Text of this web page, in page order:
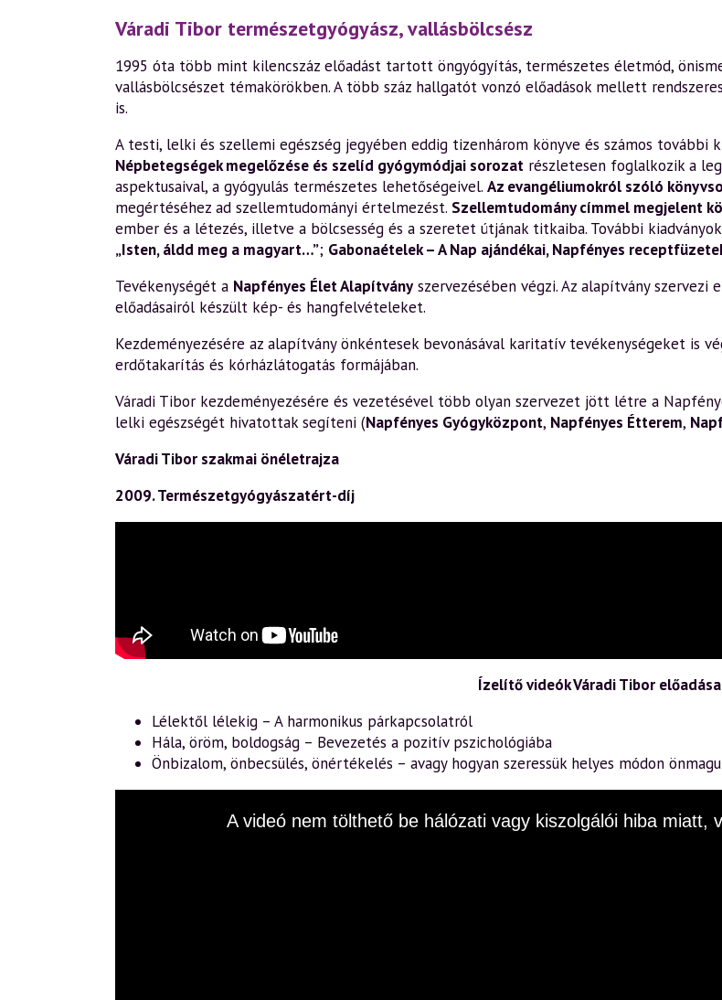
Váradi Tibor természetgyógyász, vallásbölcsész
1995 óta több mint kilencszáz előadást tartott öngyógyítás, természetes életmód,
vallásbölcsészet témakörökben. A több száz hallgatót vonzó előadások mellett
is.
A testi, lelki és szellemi egészség jegyében eddig tizenhárom könyve és számos további
Népbetegségek megelőzése és szelíd gyógymódjai sorozat részletesen foglalkozik a
aspektusaival, a gyógyulás természetes lehetőségeivel. Az evangéliumokról szóló
megértéséhez ad szellemtudományi értelmezést. Szellemtudomány címmel megjelent
ember és a létezés, illetve a bölcsesség és a szeretet útjának titkaiba. További
„Isten, áldd meg a magyart…”; Gabonaételek – A Nap ajándékai,Napfényes
Tevékenységét a Napfényes Élet Alapítványszervezésében végzi. Az alapítvány szervezi
előadásairól készült kép- és hangfelvételeket.
Kezdeményezésére az alapítvány önkéntesek bevonásával karitatív tevékenységeket is
erdőtakarítás és kórházlátogatás formájában.
Váradi Tibor kezdeményezésére és vezetésével több olyan szervezet jött létre a
lelki egészségét hivatottak segíteni (Napfényes Gyógyközpont, Napfényes Étterem,
Váradi Tibor szakmai önéletrajza
2009. Természetgyógyászatért-díj
Ízelítő videók Váradi Tibor
Lélektől lélekig – A harmonikus párkapcsolatról
Hála, öröm, boldogság – Bevezetés a pozitív pszichológiába
Önbizalom, önbecsülés, önértékelés – avagy hogyan szeressük helyes módon
A videó nem tölthető be hálózati vagy kiszolgálói hiba miatt,